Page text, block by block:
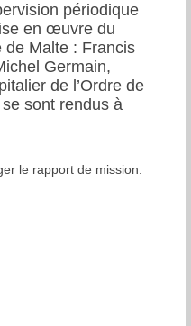
périodique
en œuvre du
de Malte : Francis
Germain,
de l’Ordre de
sont rendus à
le rapport de mission: